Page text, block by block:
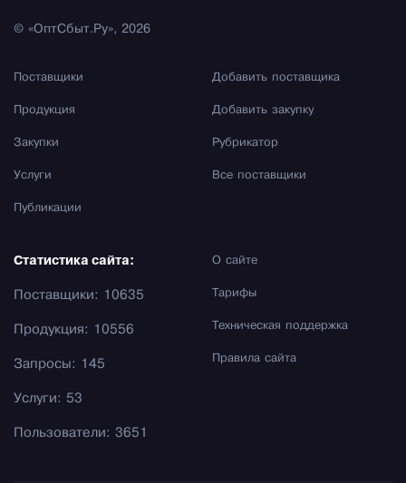
© «ОптСбыт.Ру», 2026
Поставщики
Продукция
Закупки
Услуги
Публикации
Добавить поставщика
Добавить закупку
Рубрикатор
Все поставщики
О сайте
Тарифы
Техническая поддержка
Правила сайта
Статистика сайта:
Поставщики: 10635
Продукция: 10556
Запросы: 145
Услуги: 53
Пользователи: 3651